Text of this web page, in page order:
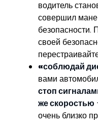
водитель
совершил
безопасности.
своей
«соблюдай
вами
стоп
же скоростью
очень близко